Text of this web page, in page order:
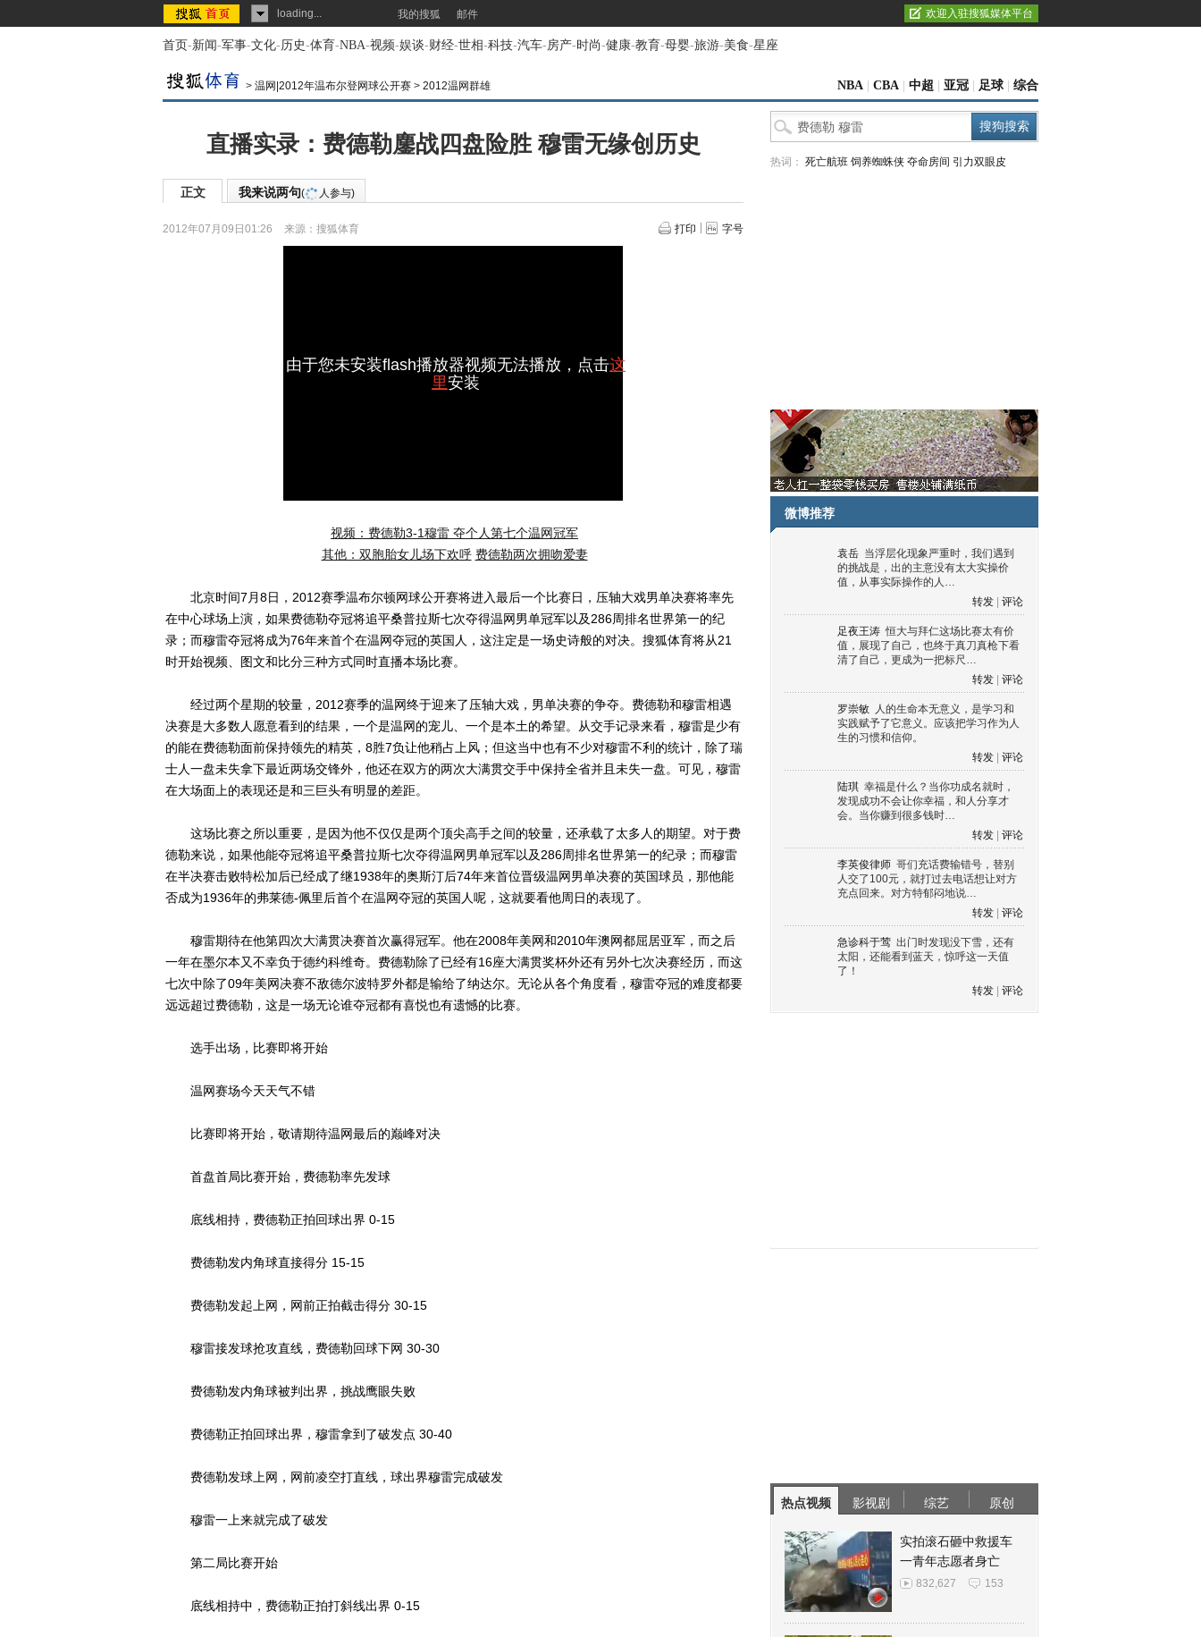
loading... 我的搜狐 邮件 欢迎入驻搜狐媒体平台
首页-新闻-军事-文化-历史-体育-NBA-视频-娱谈-财经-世相-科技-汽车-房产-时尚-健康-教育-母婴-旅游-美食-星座
> 温网|2012年温布尔登网球公开赛 > 2012温网群雄 NBA CBA 中超 亚冠 足球 综合
直播实录：费德勒鏖战四盘险胜 穆雷无缘创历史
正文 我来说两句( 人参与)
2012年07月09日01:26 来源： 搜狐体育 打印 字号
由于您未安装flash播放器视频无法播放，点击这
里安装
视频：费德勒3-1穆雷 夺个人第七个温网冠军
其他：双胞胎女儿场下欢呼 费德勒两次拥吻爱妻
北京时间7月8日，2012赛季温布尔顿网球公开赛将进入最后一个比赛日，压轴大戏男单决赛将率先
在中心球场上演，如果费德勒夺冠将追平桑普拉斯七次夺得温网男单冠军以及286周排名世界第一的纪
录；而穆雷夺冠将成为76年来首个在温网夺冠的英国人，这注定是一场史诗般的对决。搜狐体育将从21
时开始视频、图文和比分三种方式同时直播本场比赛。
经过两个星期的较量，2012赛季的温网终于迎来了压轴大戏，男单决赛的争夺。费德勒和穆雷相遇
决赛是大多数人愿意看到的结果，一个是温网的宠儿、一个是本土的希望。从交手记录来看，穆雷是少有
的能在费德勒面前保持领先的精英，8胜7负让他稍占上风；但这当中也有不少对穆雷不利的统计，除了瑞
士人一盘未失拿下最近两场交锋外，他还在双方的两次大满贯交手中保持全省并且未失一盘。可见，穆雷
在大场面上的表现还是和三巨头有明显的差距。
这场比赛之所以重要，是因为他不仅仅是两个顶尖高手之间的较量，还承载了太多人的期望。对于费
德勒来说，如果他能夺冠将追平桑普拉斯七次夺得温网男单冠军以及286周排名世界第一的纪录；而穆雷
在半决赛击败特松加后已经成了继1938年的奥斯汀后74年来首位晋级温网男单决赛的英国球员，那他能
否成为1936年的弗莱德-佩里后首个在温网夺冠的英国人呢，这就要看他周日的表现了。
穆雷期待在他第四次大满贯决赛首次赢得冠军。他在2008年美网和2010年澳网都屈居亚军，而之后
一年在墨尔本又不幸负于德约科维奇。费德勒除了已经有16座大满贯奖杯外还有另外七次决赛经历，而这
七次中除了09年美网决赛不敌德尔波特罗外都是输给了纳达尔。无论从各个角度看，穆雷夺冠的难度都要
远远超过费德勒，这是一场无论谁夺冠都有喜悦也有遗憾的比赛。
选手出场，比赛即将开始
温网赛场今天天气不错
比赛即将开始，敬请期待温网最后的巅峰对决
首盘首局比赛开始，费德勒率先发球
底线相持，费德勒正拍回球出界 0-15
费德勒发内角球直接得分 15-15
费德勒发起上网，网前正拍截击得分 30-15
穆雷接发球抢攻直线，费德勒回球下网 30-30
费德勒发内角球被判出界，挑战鹰眼失败
费德勒正拍回球出界，穆雷拿到了破发点 30-40
费德勒发球上网，网前凌空打直线，球出界穆雷完成破发
穆雷一上来就完成了破发
第二局比赛开始
底线相持中，费德勒正拍打斜线出界 0-15
热词： 死亡航班 饲养蜘蛛侠 夺命房间 引力双眼皮
微博推荐
袁岳 当浮层化现象严重时，我们遇到
的挑战是，出的主意没有太大实操价
值，从事实际操作的人…
转发
评论
足夜王涛 恒大与拜仁这场比赛太有价
值，展现了自己，也终于真刀真枪下看
清了自己，更成为一把标尺…
转发
评论
罗崇敏 人的生命本无意义，是学习和
实践赋予了它意义。应该把学习作为人
生的习惯和信仰。
转发
评论
陆琪 幸福是什么？当你功成名就时，
发现成功不会让你幸福，和人分享才
会。当你赚到很多钱时…
转发
评论
李英俊律师 哥们充话费输错号，替别
人交了100元，就打过去电话想让对方
充点回来。对方特郁闷地说…
转发
评论
急诊科于莺 出门时发现没下雪，还有
太阳，还能看到蓝天，惊呼这一天值
了！
转发
评论
热点视频 影视剧 综艺 原创
实拍滚石砸中救援车
一青年志愿者身亡
832,627 153